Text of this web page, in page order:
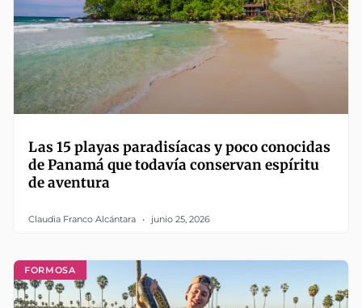
Las 15 playas paradisíacas y poco conocidas
de Panamá que todavía conservan espíritu
de aventura
Claudia Franco Alcántara junio 25, 2026
FORMOSA